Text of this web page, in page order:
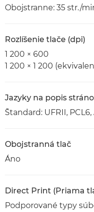
Obojstranne: 35 str./
Rozlíšenie tlače (dpi)
1 200 × 600
1 200 × 1 200
Jazyky na popis
Štandard: UFRII,
Obojstranná tlač
Áno
Direct Print (Priama
Podporované typy